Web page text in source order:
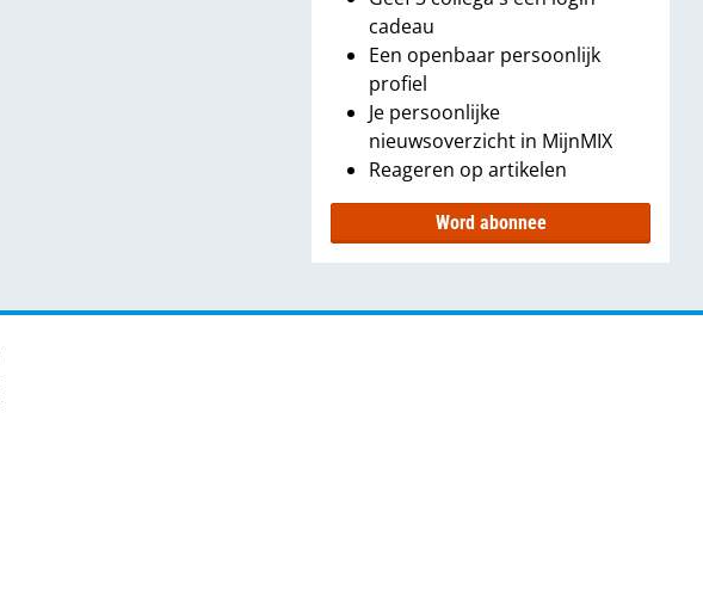
cadeau
Een openbaar persoonlijk
profiel
Je persoonlijke
nieuwsoverzicht in MijnMIX
Reageren op artikelen
Word abonnee